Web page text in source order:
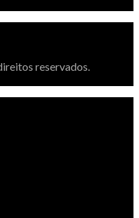
reservados.